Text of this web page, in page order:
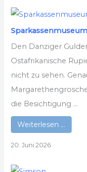
Den Danziger
Ostafrikanische
nicht zu sehen.
die Besichtigung ...
Weiterlesen …
20. Juni 2026